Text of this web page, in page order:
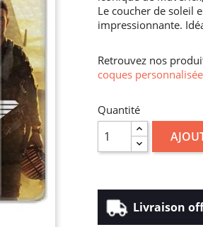
Le coucher de soleil
impressionnante.
Retrouvez nos
coques
Quantité
Livraison